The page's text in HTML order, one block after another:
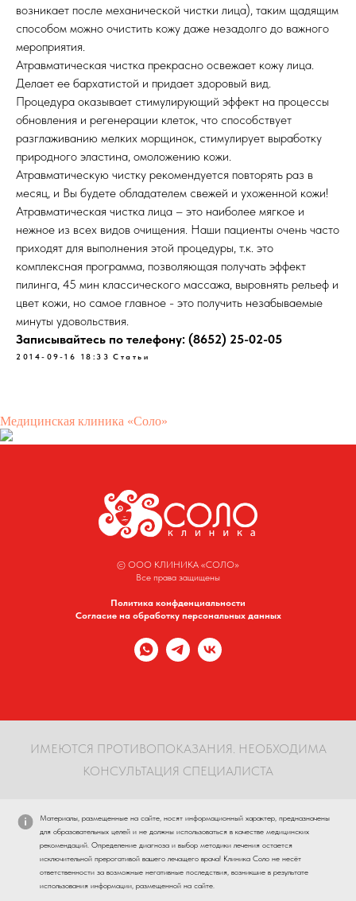
возникает после механической чистки лица), таким щадящим
способом можно очистить кожу даже незадолго до важного
мероприятия.
Атравматическая чистка прекрасно освежает кожу лица.
Делает ее бархатистой и придает здоровый вид.
Процедура оказывает стимулирующий эффект на процессы
обновления и регенерации клеток, что способствует
разглаживанию мелких морщинок, стимулирует выработку
природного эластина, омоложению кожи.
Атравматическую чистку рекомендуется повторять раз в
месяц, и Вы будете обладателем свежей и ухоженной кожи!
Атравматическая чистка лица – это наиболее мягкое и
нежное из всех видов очищения. Наши пациенты очень часто
приходят для выполнения этой процедуры, т.к. это
комплексная программа, позволяющая получать эффект
пилинга, 45 мин классического массажа, выровнять рельеф и
цвет кожи, но самое главное - это получить незабываемые
минуты удовольствия.
Записывайтесь по телефону: (8652) 25-02-05
2014-09-16 18:33 Статьи
Медицинская клиника «Соло»
© ООО КЛИНИКА «СОЛО»
Все права защищены
Политика конфденциальности
Согласие на обработку персональных данных
ИМЕЮТСЯ ПРОТИВОПОКАЗАНИЯ. НЕОБХОДИМА
КОНСУЛЬТАЦИЯ СПЕЦИАЛИСТА
Материалы, размещенные на сайте, носят информационный характер, предназначены
для образовательных целей и не должны использоваться в качестве медицинских
рекомендаций. Определение диагноза и выбор методики лечения остается
исключительной прерогативой вашего лечащего врача! Клиника Соло не несёт
ответственности за возможные негативные последствия, возникшие в результате
использования информации, размещенной на сайте.